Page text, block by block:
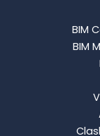
BIM
BIM